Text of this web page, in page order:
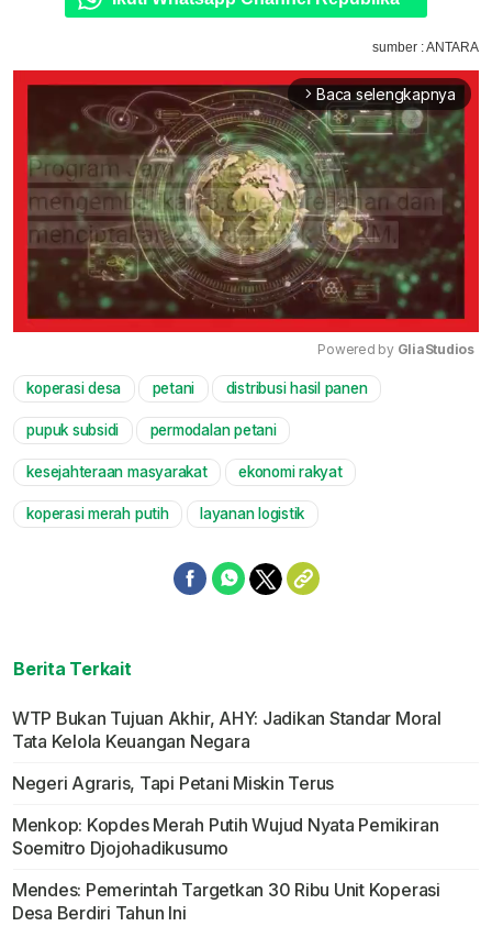
sumber : ANTARA
arrow_forward_ios Baca selengkapnya
Powered by GliaStudios
koperasi desa petani distribusi hasil panen
pupuk subsidi permodalan petani
kesejahteraan masyarakat ekonomi rakyat
koperasi merah putih layanan logistik
Berita Terkait
WTP Bukan Tujuan Akhir, AHY: Jadikan Standar Moral
Tata Kelola Keuangan Negara
Negeri Agraris, Tapi Petani Miskin Terus
Menkop: Kopdes Merah Putih Wujud Nyata Pemikiran
Soemitro Djojohadikusumo
Mendes: Pemerintah Targetkan 30 Ribu Unit Koperasi
Desa Berdiri Tahun Ini